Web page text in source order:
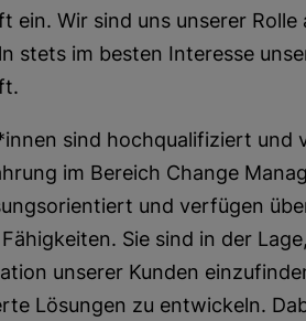
ein. Wir sind uns unserer
stets im besten Interesse
sind hochqualifiziert und
im Bereich Change
und verfügen
Sie sind in der
unserer Kunden
Lösungen zu entwickeln.